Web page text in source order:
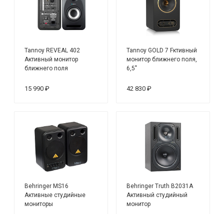
Tannoy REVEAL 402
Активный монитор
ближнего поля
15 990 ₽
Tannoy GOLD 7 Fктивный
монитор ближнего поля,
6,5"
42 830 ₽
Behringer MS16
Активные студийные
мониторы
Behringer Truth B2031A
Активный студийный
монитор